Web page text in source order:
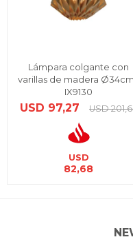
Lámpara colgante con
varillas de madera
IX9130
USD 97,27 USD
USD
82,68